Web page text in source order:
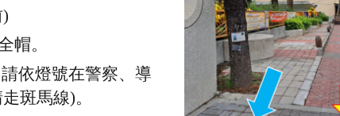
帽。
依燈號在警察、導
斑馬線)。